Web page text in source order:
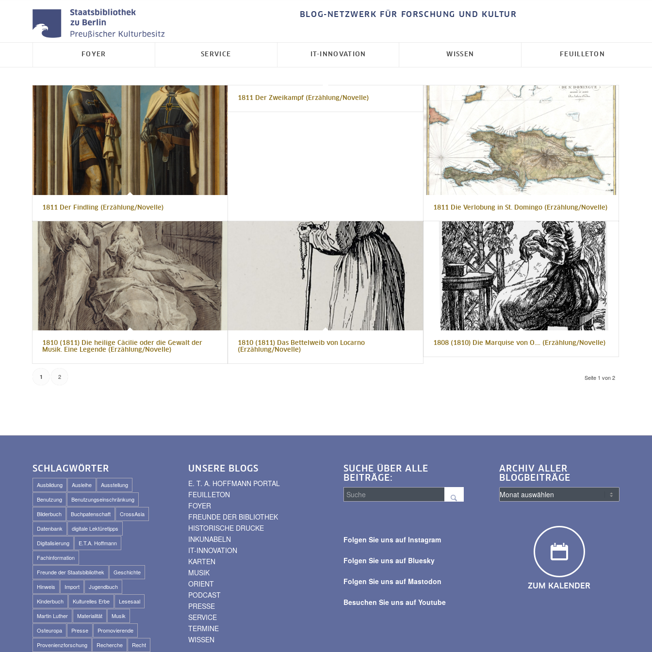
BLOG-NETZWERK FÜR FORSCHUNG UND KULTUR
FOYER SERVICE IT-INNOVATION WISSEN FEUILLETON
1811 Der Findling (Erzählung/Novelle)
1811 Der Zweikampf (Erzählung/Novelle)
1811 Die Verlobung in St. Domingo (Erzählung/Novelle)
1810 (1811) Die heilige Cäcilie oder die Gewalt der
Musik. Eine Legende (Erzählung/Novelle)
1810 (1811) Das Bettelweib von Locarno
(Erzählung/Novelle)
1808 (1810) Die Marquise von O.… (Erzählung/Novelle)
Seite 1 von 2
1 2
SCHLAGWÖRTER
Ausbildung Ausleihe
Ausstellung
Benutzung
Benutzungseinschränkung
Bilderbuch
Buchpatenschaft
CrossAsia
Datenbank
digitale Lektüretipps
Digitalisierung
E.T.A. Hoffmann
Fachinformation
Freunde der Staatsbibliothek
Geschichte
Hinweis
Import
Jugendbuch
Kinderbuch
Kulturelles Erbe
Lesesaal
Martin Luther
Materialität
Musik
Osteuropa
Presse
Promovierende
Provenienzforschung
Recherche Recht
UNSERE BLOGS
E. T. A. HOFFMANN PORTAL
FEUILLETON
FOYER
FREUNDE DER BIBLIOTHEK
HISTORISCHE DRUCKE
INKUNABELN
IT-INNOVATION
KARTEN
MUSIK
ORIENT
PODCAST
PRESSE
SERVICE
TERMINE
WISSEN
SUCHE ÜBER ALLE
BEITRÄGE:
alle
Folgen Sie uns auf Instagram
Folgen Sie uns auf Bluesky
Folgen Sie uns auf Mastodon
Besuchen Sie uns auf Youtube
ARCHIV ALLER
BLOGBEITRÄGE
ZUM KALENDER